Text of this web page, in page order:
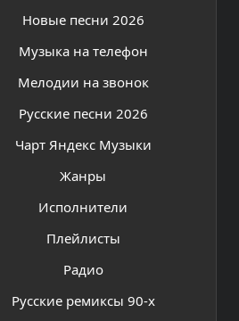
Новые песни 2026
Музыка на телефон
Мелодии на звонок
Русские песни 2026
Чарт Яндекс Музыки
Жанры
Исполнители
Плейлисты
Радио
Русские ремиксы 90-х